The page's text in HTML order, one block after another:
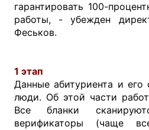
гарантировать 100-
работы, - убежден
Феськов.
1 этап
Данные абитуриента и его
люди. Об этой части
Все бланки
верификаторы (чаще